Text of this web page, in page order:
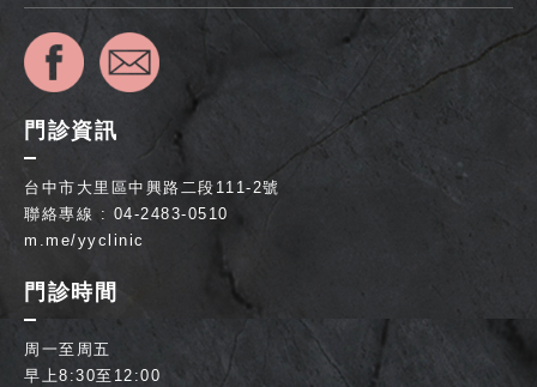
門診資訊
台中市大里區中興路二段111-2號
聯絡專線 : 04-2483-0510
m.me/yyclinic
門診時間
周一至周五
早上8:30至12:00